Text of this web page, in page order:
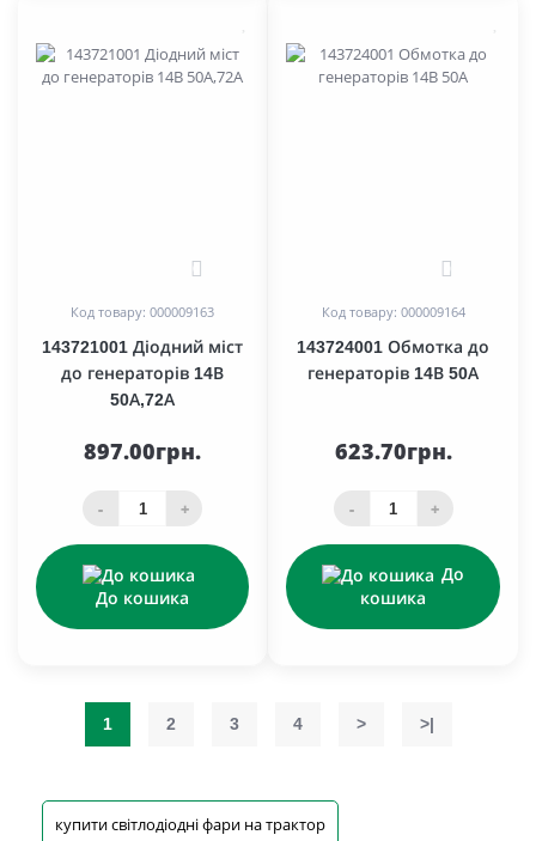
Код товару: 000009163
143721001 Діодний міст
до генераторів 14В
50А,72А
897.00грн.
- +
До кошика
Код товару: 000009164
143724001 Обмотка до
генераторів 14В 50А
623.70грн.
- +
До
кошика
1 2 3 4 > >|
купити світлодіодні фари на трактор